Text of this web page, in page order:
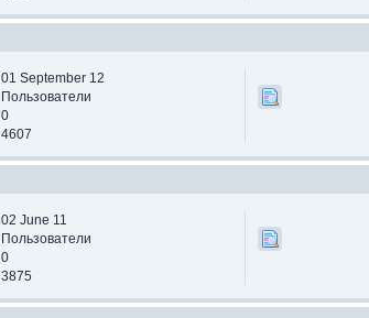
01 September 12
Пользователи
0
4607
02 June 11
Пользователи
0
3875